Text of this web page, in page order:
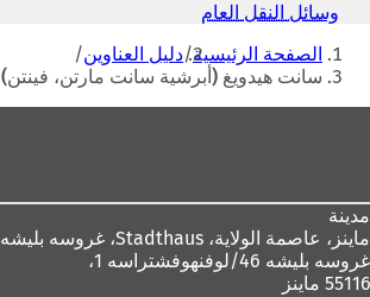
وسائل النقل العام
ف
ت
ح
م
ة
أنت
هنا
الصفحة الرئيسية دليل العناوين
سانت هيدويغ (أبرشية سانت مارتن، فينتن)
مدينة
ماينز، عاصمة الولاية،
غروسه بليشه 46/لوفنهوفشتراسه 1،
55116 ماينز